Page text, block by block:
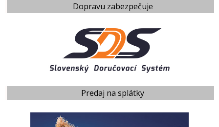
Dopravu zabezpečuje
Predaj na splátky